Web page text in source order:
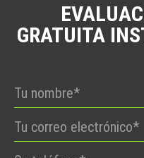
GRATUITA